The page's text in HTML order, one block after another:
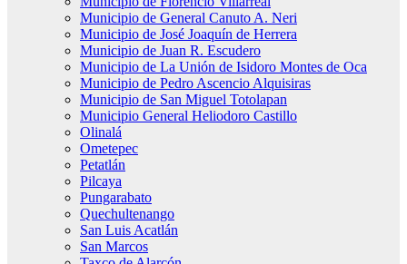
Municipio de General Canuto A. Neri
Municipio de José Joaquín de Herrera
Municipio de Juan R. Escudero
Municipio de La Unión de Isidoro Montes de Oca
Municipio de Pedro Ascencio Alquisiras
Municipio de San Miguel Totolapan
Municipio General Heliodoro Castillo
Olinalá
Ometepec
Petatlán
Pilcaya
Pungarabato
Quechultenango
San Luis Acatlán
San Marcos